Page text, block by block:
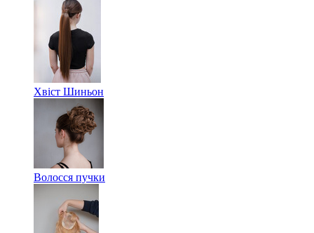
Хвіст Шиньон
Волосся пучки